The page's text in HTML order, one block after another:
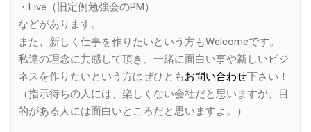
・Live（旧定例勉強会のPM）
などがあります。
また、新しく仕事を作りたいという方もWelcomeです。
私達の理念に共感して頂き、一緒に面白い事や新しいビジ
ネスを作りたいという方はぜひともお問い合わせ下さい！
（指示待ちの人には、楽しくない会社だと思いますが、目
的がある人には面白いところだと思いますよ。）